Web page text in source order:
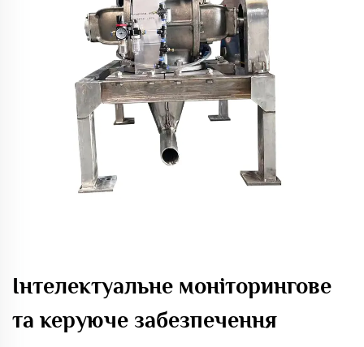
Інтелектуальне моніторингове
та керуюче забезпечення